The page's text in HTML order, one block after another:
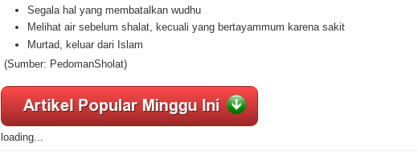
Segala hal yang membatalkan wudhu
Melihat air sebelum shalat, kecuali yang bertayammum karena sakit
Murtad, keluar dari Islam
(Sumber: PedomanSholat)
loading...